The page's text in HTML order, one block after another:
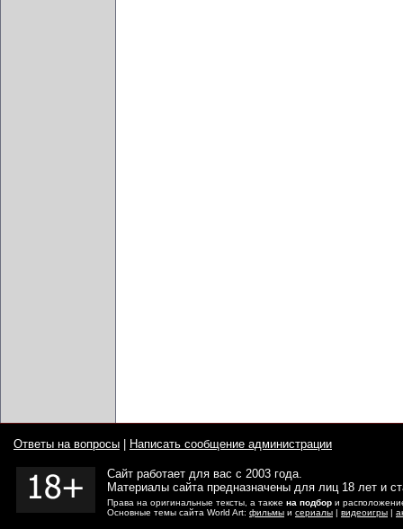
Ответы на вопросы Написать сообщение администрации
Сайт работает для вас с 2003 года.
Материалы сайта предназначены для лиц 18 лет и
Права на оригинальные тексты, а также на подбор и
Основные темы сайта World Art: фильмы и сериалы | видеоигры |